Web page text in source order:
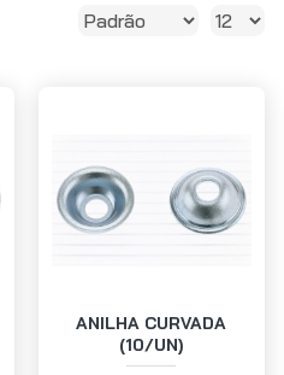
ANILHA CURVADA
(10/UN)